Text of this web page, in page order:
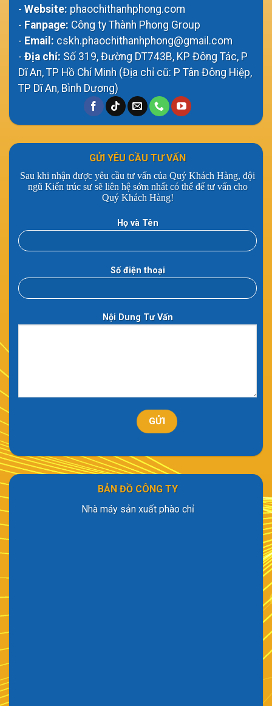
- Website: phaochithanhphong.com
- Fanpage: Công ty Thành Phong Group
- Email: cskh.phaochithanhphong@gmail.com
- Địa chỉ: Số 319, Đường DT743B, KP Đông Tác, P
Dĩ An, TP Hồ Chí Minh (Địa chỉ cũ: P Tân Đông Hiệp,
TP Dĩ An, Bình Dương)
GỬI YÊU CẦU TƯ VẤN
Sau khi nhận được yêu cầu tư vấn của Quý Khách Hàng, đội
ngũ Kiến trúc sư sẽ liên hệ sớm nhất có thể để tư vấn cho
Quý Khách Hàng!
Họ và Tên
Số điện thoại
Nội Dung Tư Vấn
BẢN ĐỒ CÔNG TY
Nhà máy sản xuất phào chỉ